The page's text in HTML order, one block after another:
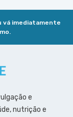
vá imediatamente
e
nutrição e